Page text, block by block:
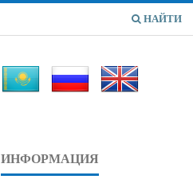
НАЙТИ
ИНФОРМАЦИЯ